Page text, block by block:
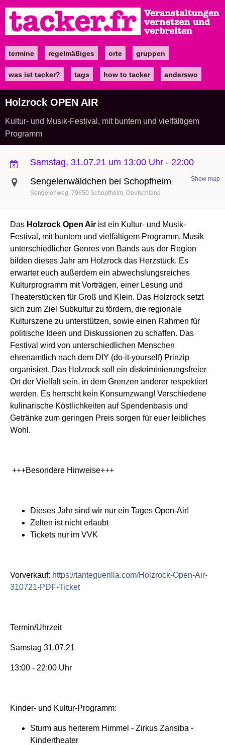
zum
Inhalt
Maintermine regelmäßiges orte gruppen
was ist tacker? tags how to tacker anderswo
Holzrock OPEN AIR
Kultur- und Musik-Festival, mit buntem und vielfältigem
Programm
Samstag, 31.07.21 um 13:00 Uhr - 22:00
Sengelenwäldchen bei Schopfheim
Sengelenweg 79650 Schopfheim Deutschland
Show map
Das Holzrock Open Air ist ein Kultur- und Musik-
Festival, mit buntem und vielfältigem Programm. Musik
unterschiedlicher Genres von Bands aus der Region
bilden dieses Jahr am Holzrock das Herzstück. Es
erwartet euch außerdem ein abwechslungsreiches
Kulturprogramm mit Vorträgen, einer Lesung und
Theaterstücken für Groß und Klein. Das Holzrock setzt
sich zum Ziel Subkultur zu fördern, die regionale
Kulturszene zu unterstützen, sowie einen Rahmen für
politische Ideen und Diskussionen zu schaffen. Das
Festival wird von unterschiedlichen Menschen
ehrenamtlich nach dem DIY (do-it-yourself) Prinzip
organisiert. Das Holzrock soll ein diskriminierungsfreier
Ort der Vielfalt sein, in dem Grenzen anderer respektiert
werden. Es herrscht kein Konsumzwang! Verschiedene
kulinarische Köstlichkeiten auf Spendenbasis und
Getränke zum geringen Preis sorgen für euer leibliches
Wohl.
+++Besondere Hinweise+++
Dieses Jahr sind wir nur ein Tages Open-Air!
Zelten ist nicht erlaubt
Tickets nur im VVK
Vorverkauf: https://tanteguerilla.com/Holzrock-Open-Air-
310721-PDF-Ticket
Termin/Uhrzeit
Samstag 31.07.21
13:00 - 22:00 Uhr
Kinder- und Kultur-Programm:
Sturm aus heiterem Himmel - Zirkus Zansiba -
Kindertheater